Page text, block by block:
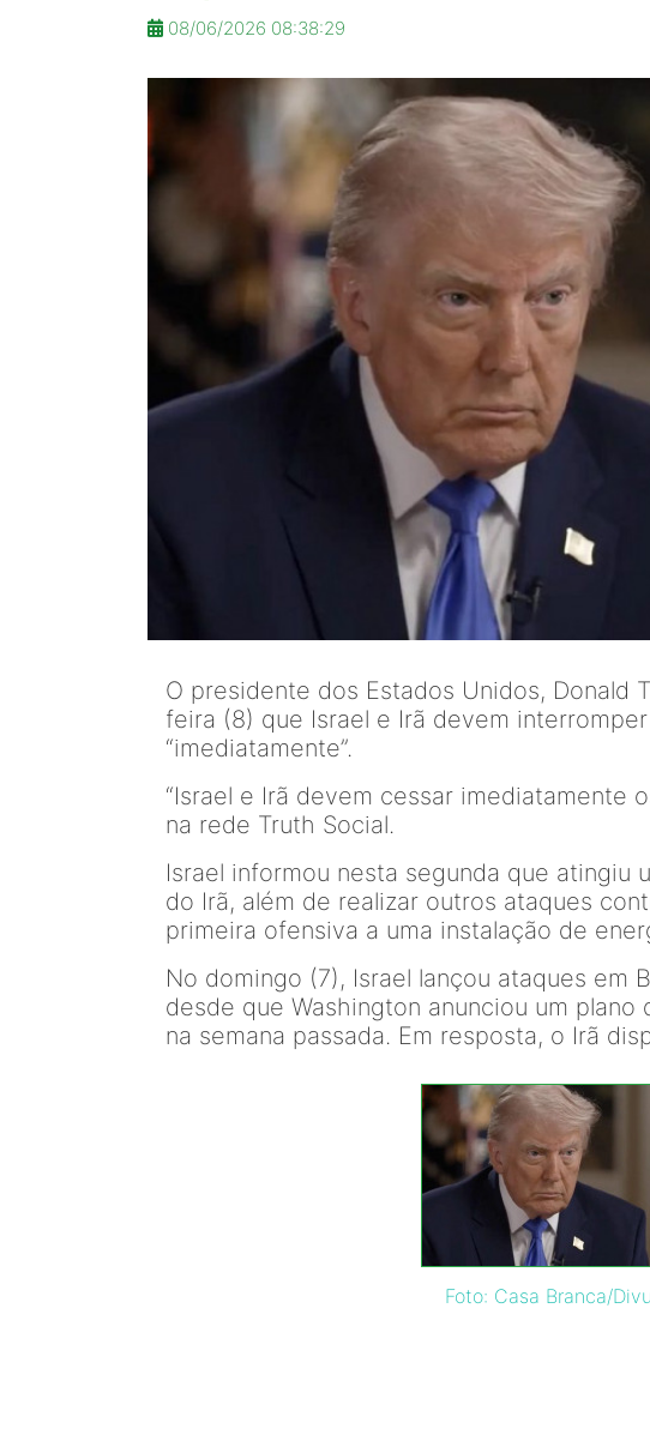
08/06/2026 08:38:29
O presidente dos Estados Unidos, Donald
feira (8) que Israel e Irã devem
“imediatamente”.
“Israel e Irã devem cessar imediatamente
na rede Truth Social.
Israel informou nesta segunda que atingiu
do Irã, além de realizar outros ataques
primeira ofensiva a uma instalação de
No domingo (7), Israel lançou ataques em
desde que Washington anunciou um
na semana passada. Em resposta, o Irã
Foto: Casa Branca/